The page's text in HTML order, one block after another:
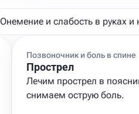
Онемение и слабость в руках и
Позвоночник и боль в спине
Прострел
Лечим прострел в
снимаем острую боль.